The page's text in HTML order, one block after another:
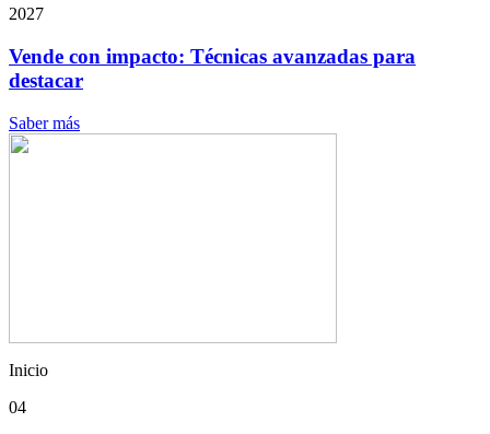
2027
Vende con impacto: Técnicas avanzadas para
destacar
Saber más
Inicio
04